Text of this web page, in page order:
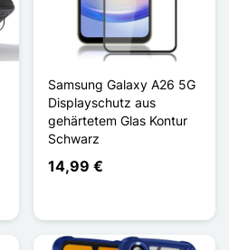
Samsung Galaxy A26 5G
Displayschutz aus
gehärtetem Glas Kontur
Schwarz
14,99 €